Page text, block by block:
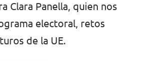
Clara Panella, quien nos
electoral, retos
de la UE.